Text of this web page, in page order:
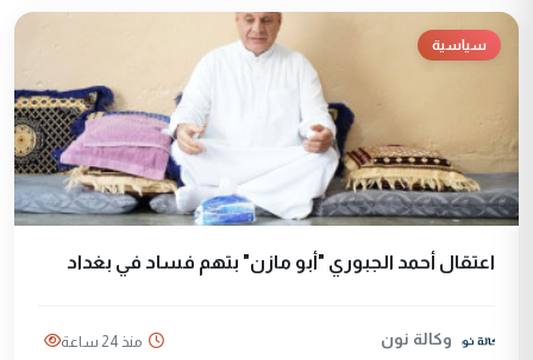
سياسية
اعتقال أحمد الجبوري "أبو مازن" بتهم فساد في بغداد
وكالة نون منذ 24 ساعة